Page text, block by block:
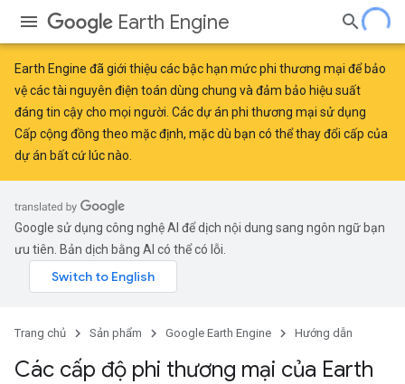
Earth Engine
Earth Engine đã giới thiệu các bậc hạn mức phi thương mại để bảo
vệ các tài nguyên điện toán dùng chung và đảm bảo hiệu suất
đáng tin cậy cho mọi người. Các dự án phi thương mại sử dụng
Cấp cộng đồng theo mặc định, mặc dù bạn có thể thay đổi cấp của
dự án bất cứ lúc nào.
Google sử dụng công nghệ AI để dịch nội dung sang ngôn ngữ bạn
ưu tiên. Bản dịch bằng AI có thể có lỗi.
Trang chủ Sản phẩm Google Earth Engine Hướng dẫn
Các cấp độ phi thương mại của Earth